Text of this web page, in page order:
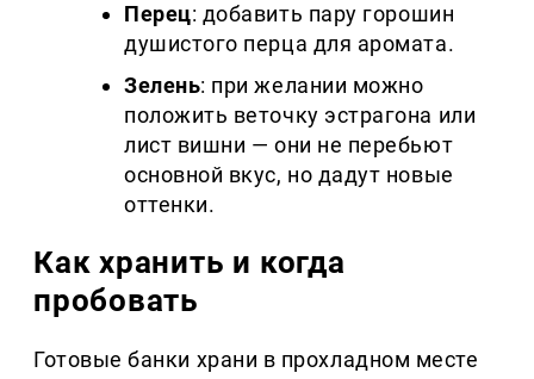
Перец: добавить пару горошин
душистого перца для аромата.
Зелень: при желании можно
положить веточку эстрагона или
лист вишни — они не перебьют
основной вкус, но дадут новые
оттенки.
Как хранить и когда
пробовать
Готовые банки храни в прохладном месте